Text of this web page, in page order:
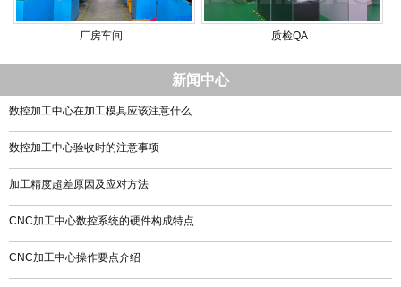
厂房车间 质检QA
新闻中心
数控加工中心在加工模具应该注意什么
数控加工中心验收时的注意事项
加工精度超差原因及应对方法
CNC加工中心数控系统的硬件构成特点
CNC加工中心操作要点介绍